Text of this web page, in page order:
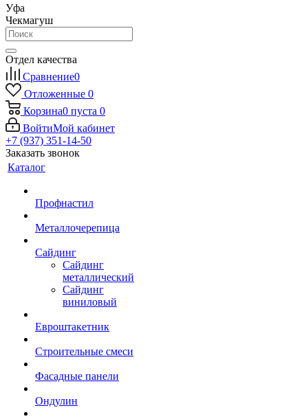
Уфа
Чекмагуш
Отдел качества
Сравнение0
Отложенные 0
Корзина0 пуста 0
ВойтиМой кабинет
+7 (937) 351-14-50
Заказать звонок
Каталог
Профнастил
Металлочерепица
Сайдинг
Сайдинг
металлический
Сайдинг
виниловый
Евроштакетник
Строительные смеси
Фасадные панели
Ондулин